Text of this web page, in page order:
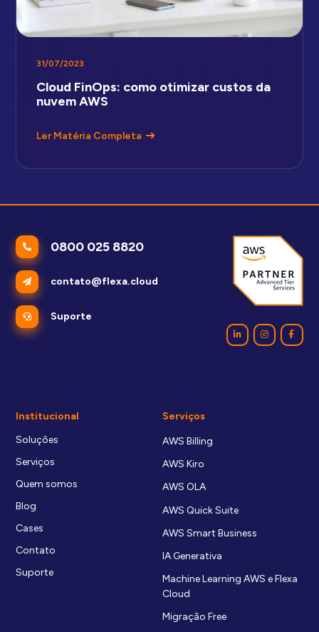
31/07/2023
Cloud FinOps: como otimizar custos da
nuvem AWS
Ler Matéria Completa
0800 025 8820
contato@flexa.cloud
Suporte
Institucional
Soluções
Serviços
Quem somos
Blog
Cases
Contato
Suporte
Serviços
AWS Billing
AWS Kiro
AWS OLA
AWS Quick Suite
AWS Smart Business
IA Generativa
Machine Learning AWS e Flexa
Cloud
Migração Free